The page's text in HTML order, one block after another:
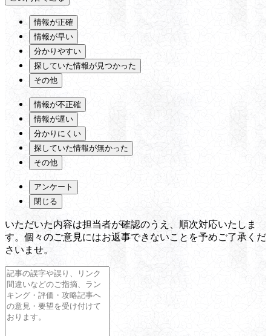
情報が正確
情報が早い
分かりやすい
探していた情報が見つかった
その他
情報が不正確
情報が遅い
分かりにくい
探していた情報が無かった
その他
アンケート
閉じる
いただいた内容は担当者が確認のうえ、順次対応いたしま
す。個々のご意見にはお返事できないことを予めご了承くだ
さいませ。